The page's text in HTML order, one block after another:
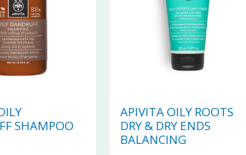
SHAMPOO
APIVITA OILY ROOTS
DRY & DRY ENDS
BALANCING